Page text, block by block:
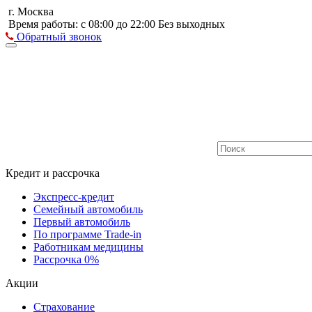
г. Москва
Время работы: с 08:00 до 22:00 Без выходных
Обратный звонок
Кредит и рассрочка
Экспресс-кредит
Семейный автомобиль
Первый автомобиль
По программе Trade-in
Работникам медицины
Рассрочка 0%
Акции
Страхование